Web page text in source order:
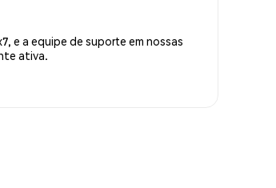
e a equipe de suporte em nossas
ativa.